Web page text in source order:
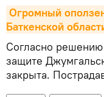
Огромный
Баткенской
Согласно
защите
закрыта.